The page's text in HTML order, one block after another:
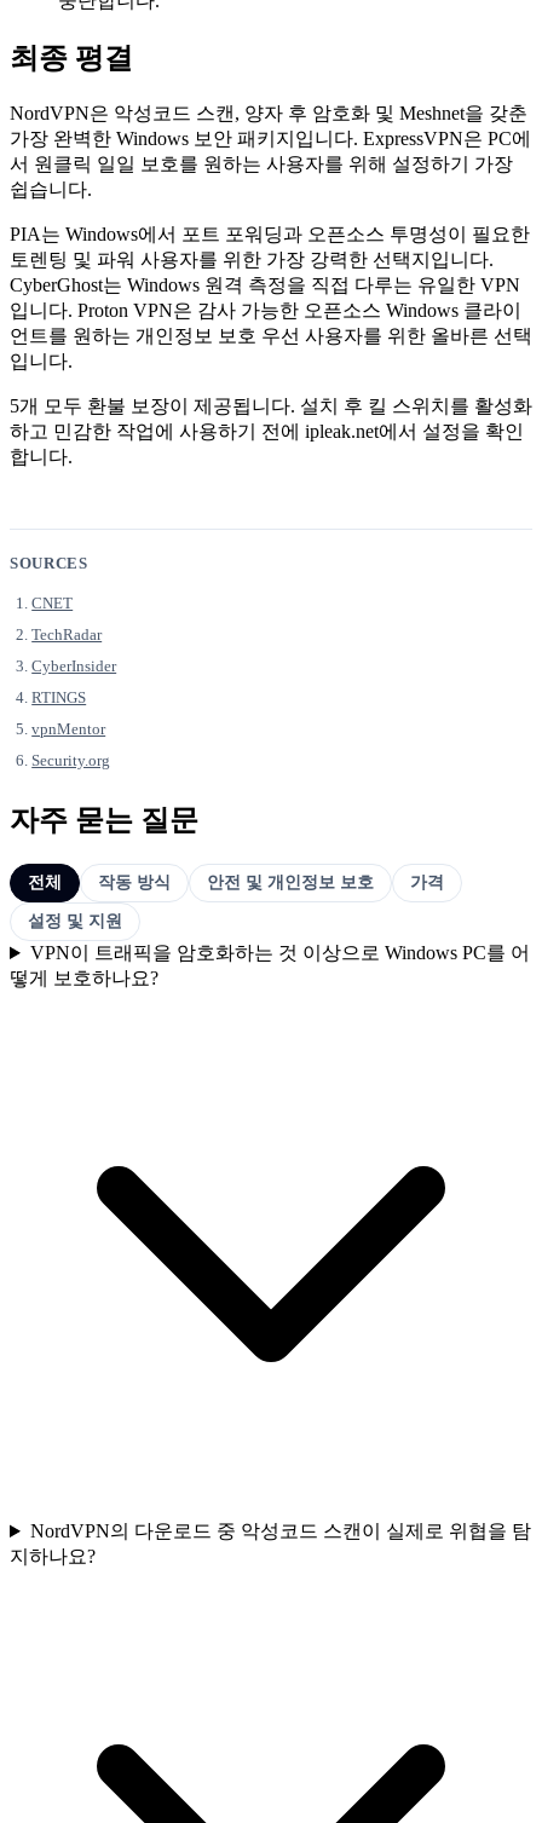
최종 평결
NordVPN은 악성코드 스캔, 양자 후 암호화 및 Meshnet을 갖춘
가장 완벽한 Windows 보안 패키지입니다. ExpressVPN은 PC에
서 원클릭 일일 보호를 원하는 사용자를 위해 설정하기 가장
쉽습니다.
PIA는 Windows에서 포트 포워딩과 오픈소스 투명성이 필요한
토렌팅 및 파워 사용자를 위한 가장 강력한 선택지입니다.
CyberGhost는 Windows 원격 측정을 직접 다루는 유일한 VPN
입니다. Proton VPN은 감사 가능한 오픈소스 Windows 클라이
언트를 원하는 개인정보 보호 우선 사용자를 위한 올바른 선택
입니다.
5개 모두 환불 보장이 제공됩니다. 설치 후 킬 스위치를 활성화
하고 민감한 작업에 사용하기 전에 ipleak.net에서 설정을 확인
합니다.
SOURCES
CNET
TechRadar
CyberInsider
RTINGS
vpnMentor
Security.org
자주 묻는 질문
전체 작동 방식 안전 및 개인정보 보호
가격
설정 및 지원
VPN이 트래픽을 암호화하는 것 이상으로 Windows PC를 어
떻게 보호하나요?
NordVPN의 다운로드 중 악성코드 스캔이 실제로 위협을 탐
지하나요?